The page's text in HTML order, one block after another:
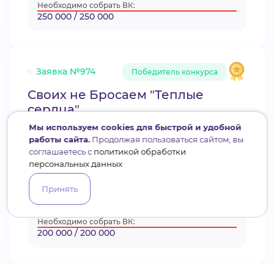
Необходимо собрать ВК:
250 000 / 250 000
Заявка №974 Победитель конкурса
Своих не Бросаем "Теплые
сердца"
Номинация:
«МыВместе» – поддержка
мобилизованных граждан и
добровольцев, участвующих в
специальной военной операции,
Автор:
Необходимо собрать ВК:
200 000 / 200 000
Мы используем cookies для быстрой и удобной
работы сайта.Продолжая пользоваться сайтом, вы
соглашаетесь сполитикой обработки
персональных данных
Принять